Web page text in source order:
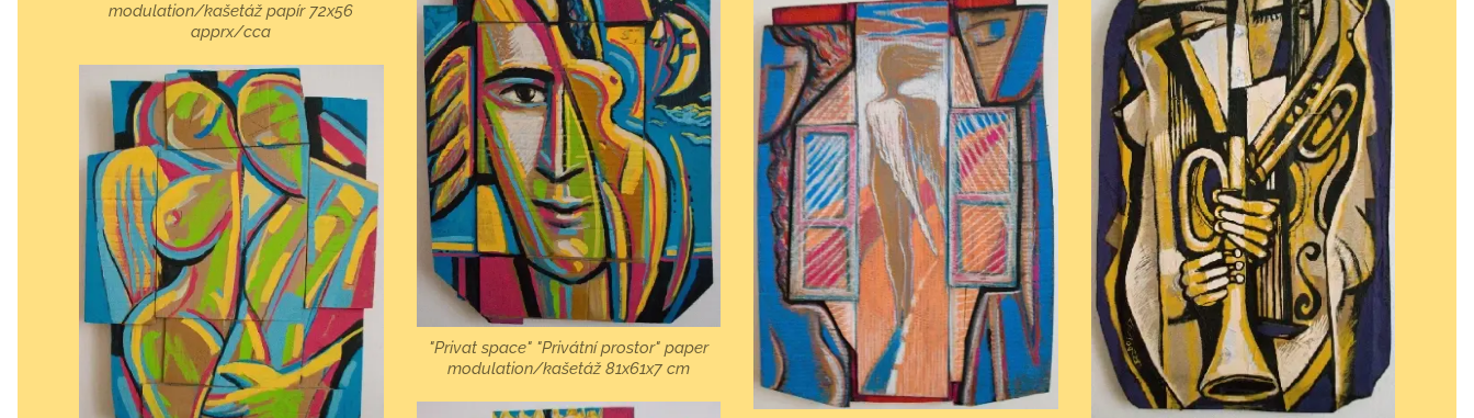
modulation/kašetáž papír 72x56
apprx/cca
"Privat space" "Privátní prostor" paper
modulation/kašetáž 81x61x7 cm